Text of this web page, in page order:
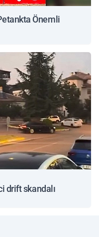
Önemli
drift skandalı